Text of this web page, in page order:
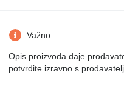
Važno
Opis proizvoda daje
potvrdite izravno s